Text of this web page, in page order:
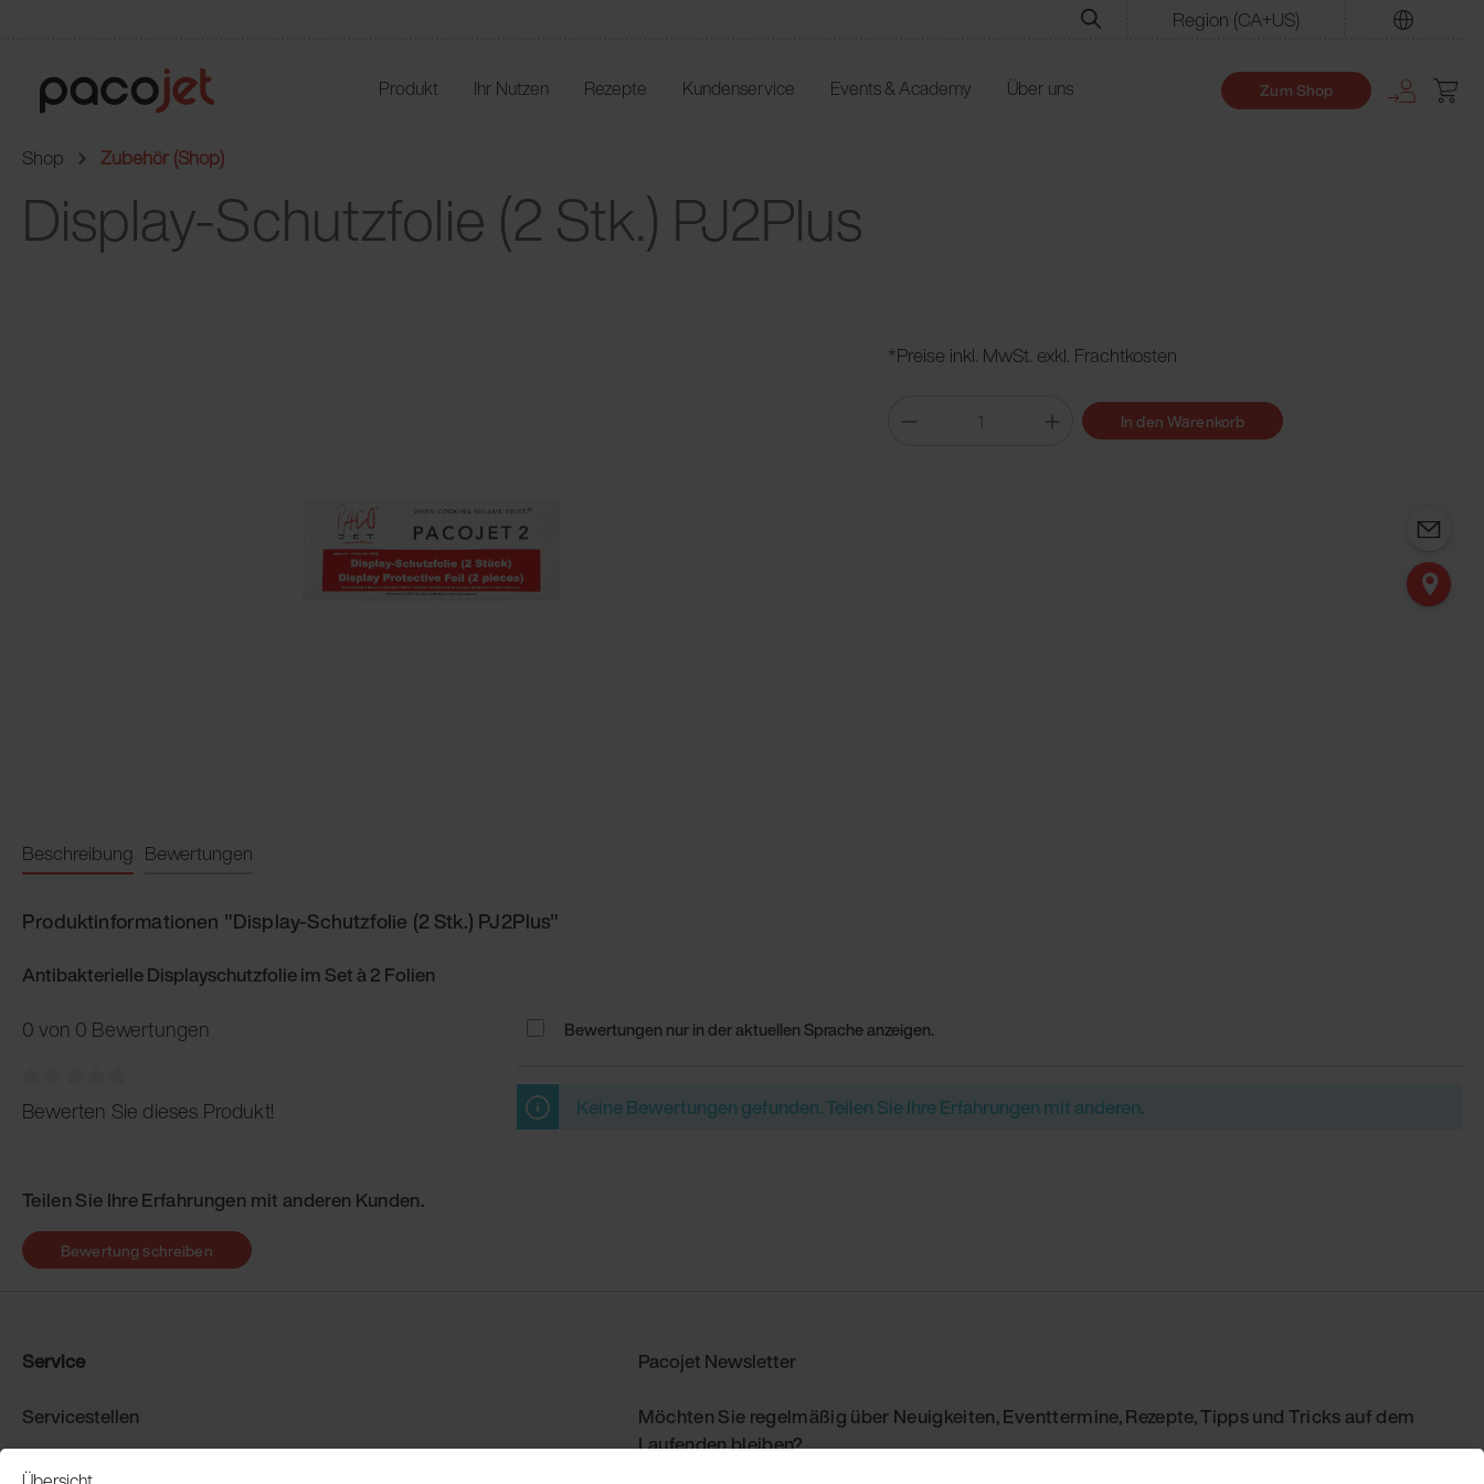
Region (CA+US)
Produkt Ihr Nutzen Rezepte Kundenservice Events & Academy Über uns Zum Shop
Shop Zubehör (Shop)
Display-Schutzfolie (2 Stk.) PJ2Plus
*Preise inkl. MwSt. exkl. Frachtkosten
In den Warenkorb
Beschreibung Bewertungen
Produktinformationen "Display-Schutzfolie (2 Stk.) PJ2Plus"
Antibakterielle Displayschutzfolie im Set à 2 Folien
0 von 0 Bewertungen
Bewerten Sie dieses Produkt!
Teilen Sie Ihre Erfahrungen mit anderen Kunden.
Bewertung schreiben
Bewertungen nur in der aktuellen Sprache anzeigen.
Keine Bewertungen gefunden. Teilen Sie Ihre Erfahrungen mit anderen.
Service
Servicestellen
Produkt-Demo buchen
Pacojet Newsletter
Möchten Sie regelmäßig über Neuigkeiten, Eventtermine, Rezepte, Tipps und Tricks auf dem
Laufenden bleiben?